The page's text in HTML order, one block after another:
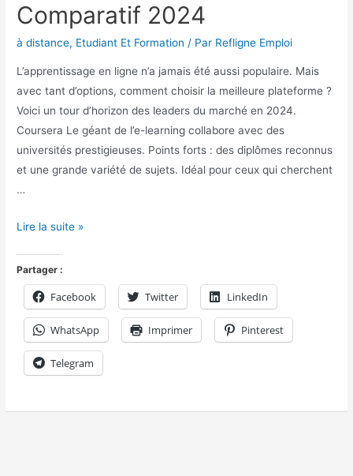
Comparatif 2024
à distance, Etudiant Et Formation / Par Refligne Emploi
L’apprentissage en ligne n’a jamais été aussi populaire. Mais
avec tant d’options, comment choisir la meilleure plateforme ?
Voici un tour d’horizon des leaders du marché en 2024.
Coursera Le géant de l’e-learning collabore avec des
universités prestigieuses. Points forts : des diplômes reconnus
et une grande variété de sujets. Idéal pour ceux qui cherchent
…
Lire la suite »
Partager :
Facebook Twitter LinkedIn
WhatsApp Imprimer Pinterest
Telegram